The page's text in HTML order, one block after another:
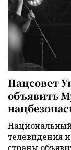
Нацсовет
объявить
телевидения